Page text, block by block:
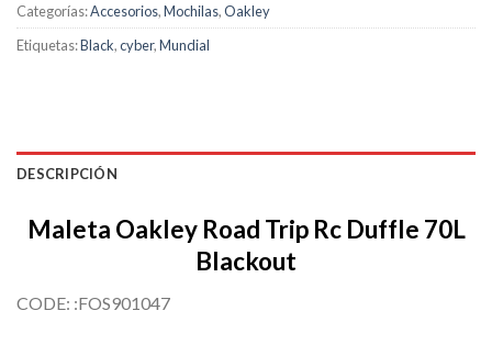
Categorías:Accesorios,Mochilas,Oakley
Etiquetas:Black,cyber,Mundial
DESCRIPCIÓN
Maleta Oakley Road Trip Rc Duffle 70L
Blackout
CODE: :FOS901047